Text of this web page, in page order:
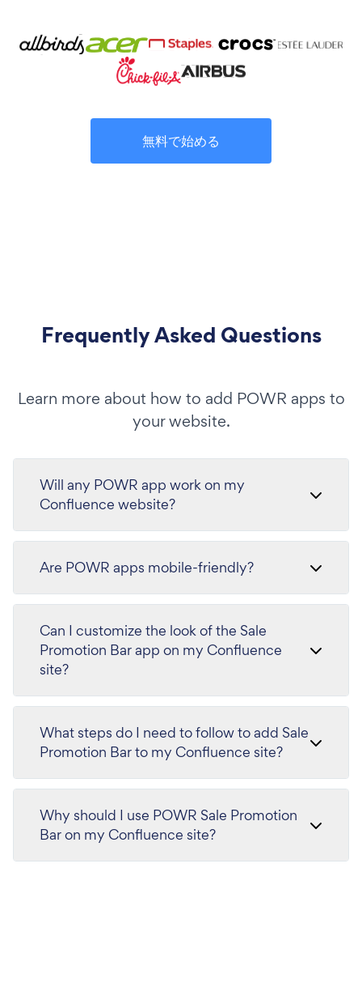
無料で始める
Frequently Asked Questions
Learn more about how to add POWR apps to
your website.
Will any POWR app work on my
Confluence website?
Are POWR apps mobile-friendly?
Can I customize the look of the Sale
Promotion Bar app on my Confluence
site?
What steps do I need to follow to add Sale
Promotion Bar to my Confluence site?
Why should I use POWR Sale Promotion
Bar on my Confluence site?